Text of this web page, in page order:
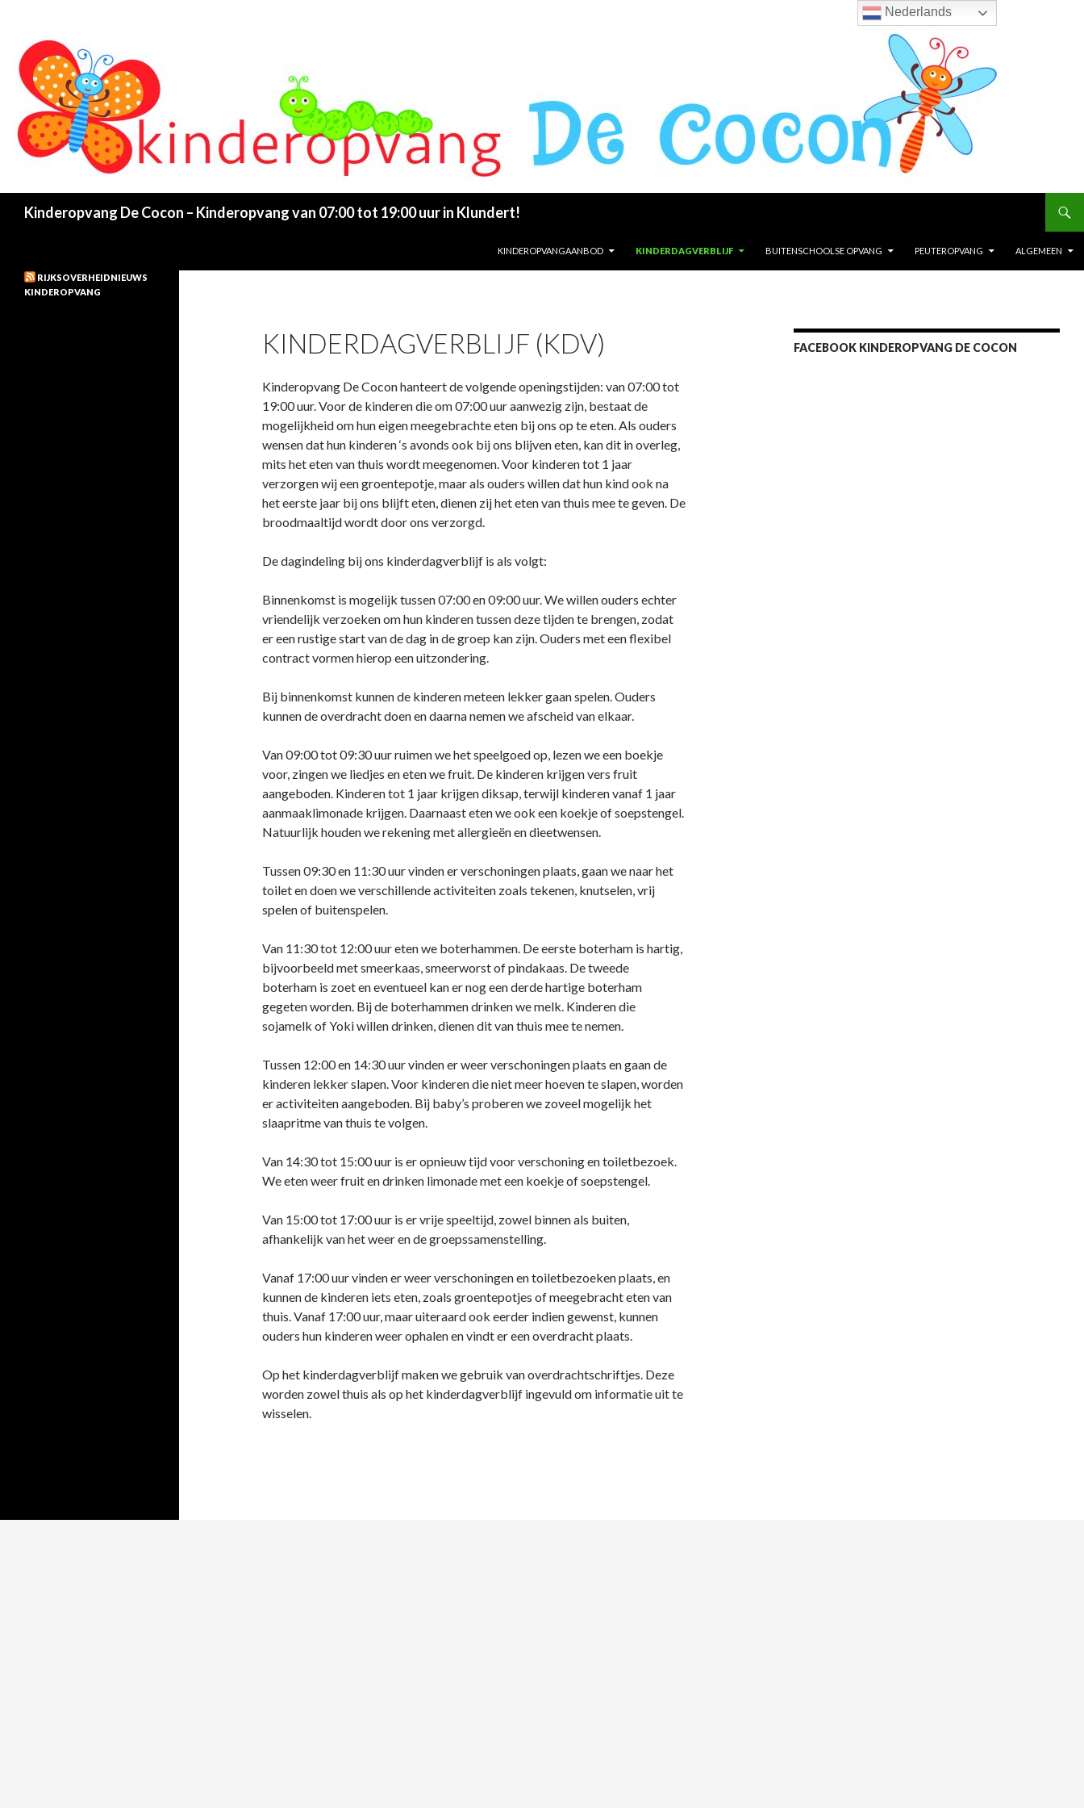
Kinderopvang De Cocon – Kinderopvang van 07:00 tot 19:00 uur in Klundert!
KINDEROPVANGAANBOD
KINDERDAGVERBLIJF BUITENSCHOOLSE OPVANG PEUTEROPVANG ALGEMEEN
KINDERDAGVERBLIJF (KDV)
Kinderopvang De Cocon hanteert de volgende openingstijden: van 07:00 tot
19:00 uur. Voor de kinderen die om 07:00 uur aanwezig zijn, bestaat de
mogelijkheid om hun eigen meegebrachte eten bij ons op te eten. Als ouders
wensen dat hun kinderen ‘s avonds ook bij ons blijven eten, kan dit in overleg,
mits het eten van thuis wordt meegenomen. Voor kinderen tot 1 jaar
verzorgen wij een groentepotje, maar als ouders willen dat hun kind ook na
het eerste jaar bij ons blijft eten, dienen zij het eten van thuis mee te geven. De
broodmaaltijd wordt door ons verzorgd.
De dagindeling bij ons kinderdagverblijf is als volgt:
Binnenkomst is mogelijk tussen 07:00 en 09:00 uur. We willen ouders echter
vriendelijk verzoeken om hun kinderen tussen deze tijden te brengen, zodat
er een rustige start van de dag in de groep kan zijn. Ouders met een flexibel
contract vormen hierop een uitzondering.
Bij binnenkomst kunnen de kinderen meteen lekker gaan spelen. Ouders
kunnen de overdracht doen en daarna nemen we afscheid van elkaar.
Van 09:00 tot 09:30 uur ruimen we het speelgoed op, lezen we een boekje
voor, zingen we liedjes en eten we fruit. De kinderen krijgen vers fruit
aangeboden. Kinderen tot 1 jaar krijgen diksap, terwijl kinderen vanaf 1 jaar
aanmaaklimonade krijgen. Daarnaast eten we ook een koekje of soepstengel.
Natuurlijk houden we rekening met allergieën en dieetwensen.
Tussen 09:30 en 11:30 uur vinden er verschoningen plaats, gaan we naar het
toilet en doen we verschillende activiteiten zoals tekenen, knutselen, vrij
spelen of buitenspelen.
Van 11:30 tot 12:00 uur eten we boterhammen. De eerste boterham is hartig,
bijvoorbeeld met smeerkaas, smeerworst of pindakaas. De tweede
boterham is zoet en eventueel kan er nog een derde hartige boterham
gegeten worden. Bij de boterhammen drinken we melk. Kinderen die
sojamelk of Yoki willen drinken, dienen dit van thuis mee te nemen.
Tussen 12:00 en 14:30 uur vinden er weer verschoningen plaats en gaan de
kinderen lekker slapen. Voor kinderen die niet meer hoeven te slapen, worden
er activiteiten aangeboden. Bij baby’s proberen we zoveel mogelijk het
slaapritme van thuis te volgen.
Van 14:30 tot 15:00 uur is er opnieuw tijd voor verschoning en toiletbezoek.
We eten weer fruit en drinken limonade met een koekje of soepstengel.
Van 15:00 tot 17:00 uur is er vrije speeltijd, zowel binnen als buiten,
afhankelijk van het weer en de groepssamenstelling.
Vanaf 17:00 uur vinden er weer verschoningen en toiletbezoeken plaats, en
kunnen de kinderen iets eten, zoals groentepotjes of meegebracht eten van
thuis. Vanaf 17:00 uur, maar uiteraard ook eerder indien gewenst, kunnen
ouders hun kinderen weer ophalen en vindt er een overdracht plaats.
Op het kinderdagverblijf maken we gebruik van overdrachtschriftjes. Deze
worden zowel thuis als op het kinderdagverblijf ingevuld om informatie uit te
wisselen.
FACEBOOK KINDEROPVANG DE COCON
RIJKSOVERHEIDNIEUWS
KINDEROPVANG
Nederlands